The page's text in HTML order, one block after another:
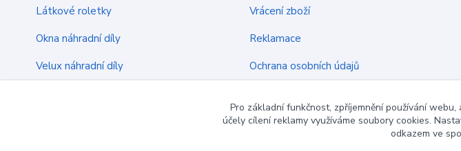
Látkové roletky
Okna náhradní díly
Velux náhradní díly
Vrácení zboží
Reklamace
Ochrana osobních údajů
Pro základní funkčnost, zpříjemnění používání
účely cílení reklamy využíváme soubory cookies.
odkazem ve